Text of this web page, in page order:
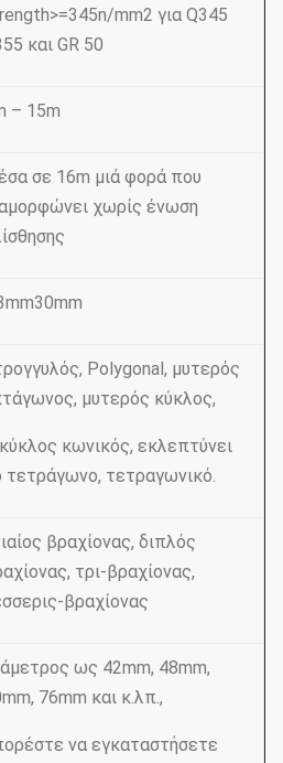
mm2 για Q345
και GR 50
– 15m
σε 16m μιά φορά που
χωρίς ένωση
Polygonal, μυτερός
μυτερός κύκλος,
κωνικός, εκλεπτύνει
τετράγωνο, τετραγωνικό.
βραχίονας, διπλός
τρι-βραχίονας,
βραχίονας
ως 42mm, 48mm,
76mm και κ.λπ.,
να εγκαταστήσετε